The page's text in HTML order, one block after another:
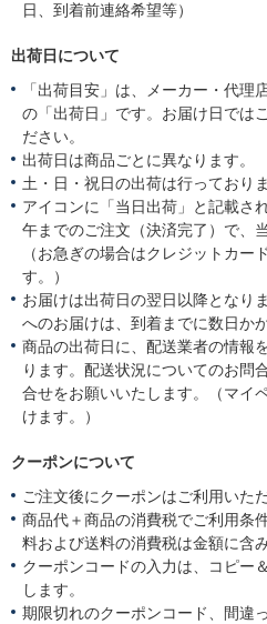
日、到着前連絡希望等）
出荷日について
「出荷目安」は、メーカー・代理
の「出荷日」です。お届け日では
ださい。
出荷日は商品ごとに異なります。
土・日・祝日の出荷は行っておりま
アイコンに「当日出荷」と記載さ
午までのご注文（決済完了）で、
（お急ぎの場合はクレジットカー
す。）
お届けは出荷日の翌日以降となり
へのお届けは、到着までに数日か
商品の出荷日に、配送業者の情報
ります。配送状況についてのお問
合せをお願いいたします。（マイ
けます。）
クーポンについて
ご注文後にクーポンはご利用いた
商品代＋商品の消費税でご利用条
料および送料の消費税は金額に含
クーポンコードの入力は、コピー
します。
期限切れのクーポンコード、間違